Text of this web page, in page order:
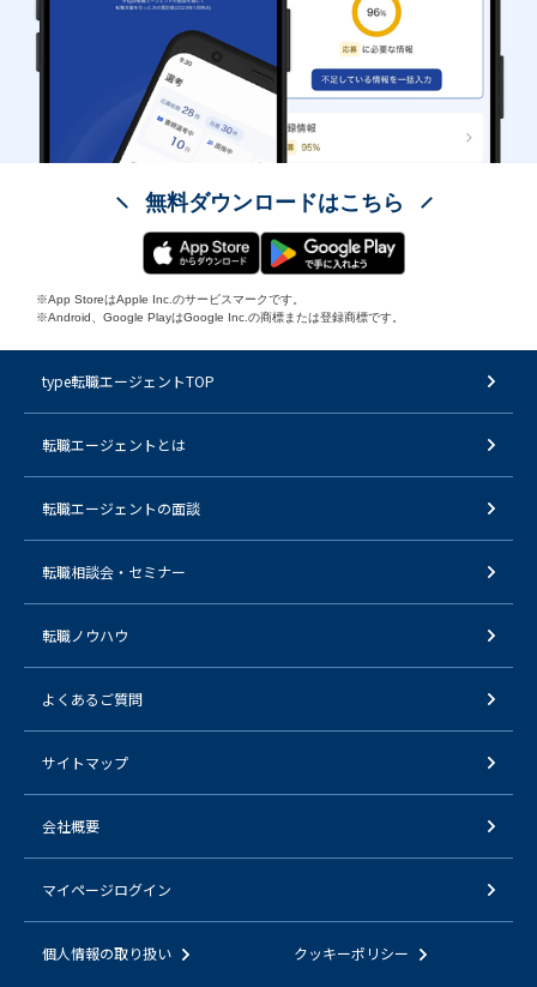
無料ダウンロードはこちら
※App StoreはApple Inc.のサービスマークです。
※Android、Google PlayはGoogle Inc.の商標または登録商標です。
type転職エージェントTOP
転職エージェントとは
転職エージェントの面談
転職相談会・セミナー
転職ノウハウ
よくあるご質問
サイトマップ
会社概要
マイページログイン
個人情報の取り扱い クッキーポリシー